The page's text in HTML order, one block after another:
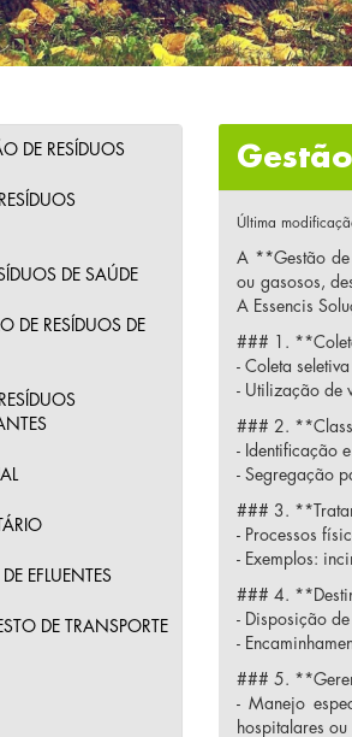
DE RESÍDUOS
DE SAÚDE
DE RESÍDUOS DE
EFLUENTES
DE TRANSPORTE
Última
A **Gestão de
ou gasosos,
A Essencis
### 1.
- Coleta
- Utilização de
### 2.
- Identificação
- Segregação
### 3.
- Processos
- Exemplos:
### 4.
- Disposição
-
### 5.
- Manejo
hospitalares